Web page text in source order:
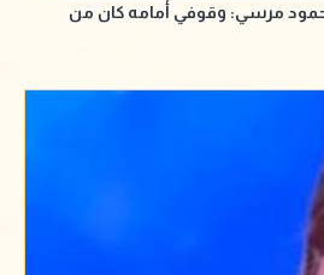
مرسي: وقوفي أمامه كان من